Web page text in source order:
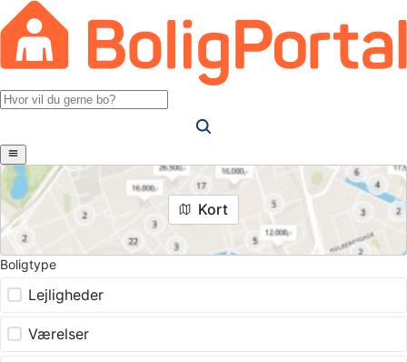
Kort
Boligtype
Lejligheder
Værelser